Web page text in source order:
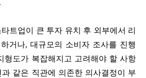
트업이 큰 투자 유치 후 외부에서 리
거나, 대규모의 소비자 조사를 진행
형도가 복잡해지고 고려해야 할 사항
같은 직관에 의존한 의사결정이 부